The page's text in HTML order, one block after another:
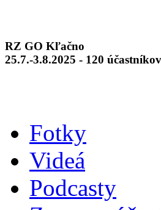
RZ GO Kľačno
25.7.-3.8.2025 - 120 účastníkov
Fotky
Videá
Podcasty